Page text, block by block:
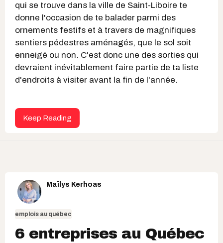
qui se trouve dans la ville de Saint-Liboire te
donne l'occasion de te balader parmi des
ornements festifs et à travers de magnifiques
sentiers pédestres aménagés, que le sol soit
enneigé ou non. C'est donc une des sorties qui
devraient inévitablement faire partie de ta liste
d'endroits à visiter avant la fin de l'année.
Keep Reading
Maïlys Kerhoas
emplois au québec
6 entreprises au Québec